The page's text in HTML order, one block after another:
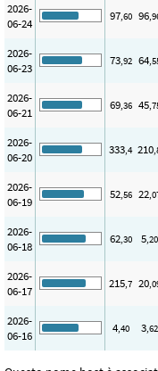
2026-
06-24
97,60 96
2026-
06-23
73,92 64
2026-
06-21
69,36 45
2026-
06-20
333,4 210
2026-
06-19
52,56 22
2026-
06-18
62,30 5,20
2026-
06-17
215,7 20
2026-
06-16
4,40 3,62